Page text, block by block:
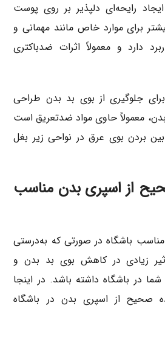
رایحه‌ای دلپذیر بر روی پوست
برای موارد خاص مانند مهمانی و
دارد و معمولاً اثرات ضدباکتری
جلوگیری از بوی بد بدن طراحی
معمولاً حاوی مواد ضدتعریق است
بردن بوی عرق در نواحی زیر بغل
از اسپری بدن مناسب
باشگاه در صورتی که به‌درستی
زیادی در کاهش بوی بد بدن و
در باشگاه داشته باشد. در اینجا
صحیح از اسپری بدن در باشگاه